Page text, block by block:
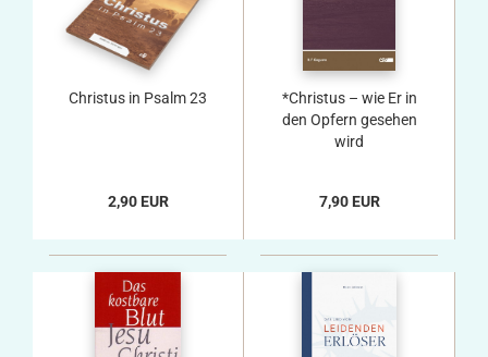
Christus in Psalm 23
2,90 EUR
*Christus – wie Er in
den Opfern gesehen
wird
7,90 EUR